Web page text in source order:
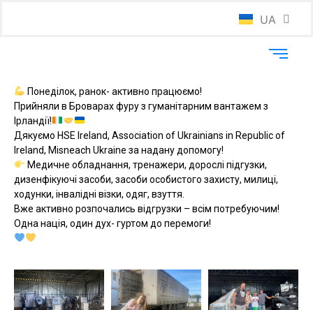
UA
EN
Понеділок, ранок- активно працюємо!
Прийняли в Броварах фуру з гуманітарним вантажем з
Ірландії!
Дякуємо HSE Ireland, Association of Ukrainians in Republic of
Ireland, Misneach Ukraine за надану допомогу!
Медичне обладнання, тренажери, дорослі підгузки,
дизенфікуючі засоби, засоби особистого захисту, милиці,
ходунки, інвалідні візки, одяг, взуття.
Вже активно розпочались відгрузки – всім потребуючим!
Одна нація, один дух- гуртом до перемоги!